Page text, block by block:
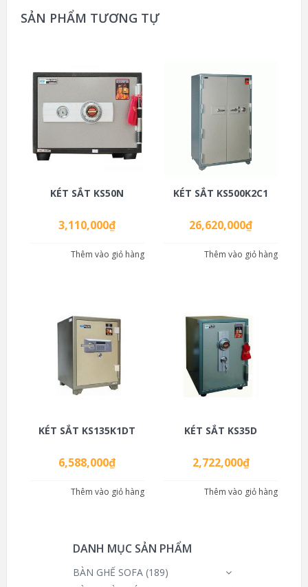
SẢN PHẨM TƯƠNG TỰ
KÉT SẮT KS50N
3,110,000₫
Thêm vào giỏ hàng
KÉT SẮT KS500K2C1
26,620,000₫
Thêm vào giỏ hàng
KÉT SẮT KS135K1DT
6,588,000₫
Thêm vào giỏ hàng
KÉT SẮT KS35D
2,722,000₫
Thêm vào giỏ hàng
DANH MỤC SẢN PHẨM
BÀN GHẾ SOFA (189)